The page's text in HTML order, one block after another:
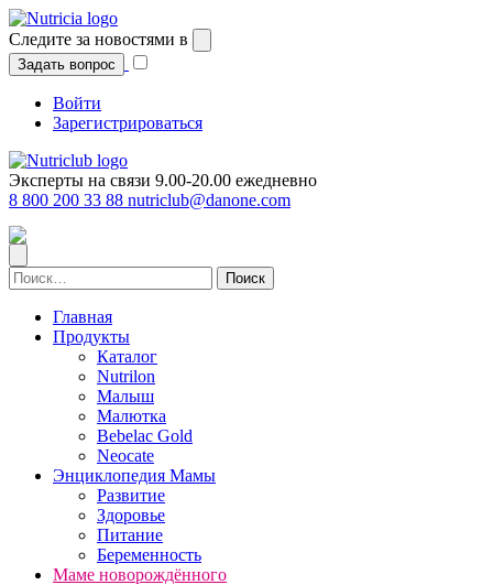
Перейти
к
содержимому
Следите за новостями в
Задать вопрос
Войти
Зарегистрироваться
Эксперты на связи 9.00-20.00 ежедневно
8 800 200 33 88 nutriclub@danone.com
Найти:
Главная
Продукты
Каталог
Nutrilon
Малыш
Малютка
Bebelac Gold
Neocate
Энциклопедия Мамы
Развитие
Здоровье
Питание
Беременность
Маме новорождённого